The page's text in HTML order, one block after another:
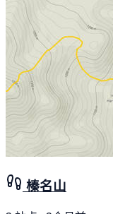
榛名山